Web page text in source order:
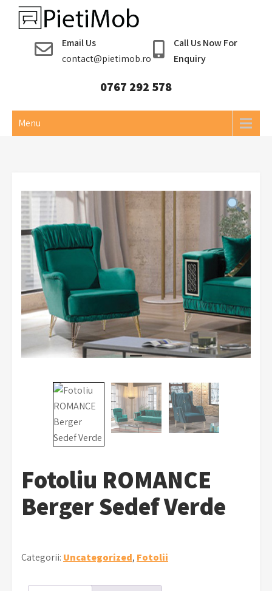
Pieti Mob
Email Us
contact@pietimob.ro
Call Us Now For
Enquiry
0767 292 578
Menu
Fotoliu ROMANCE
Berger Sedef Verde
Categorii: Uncategorized, Fotolii